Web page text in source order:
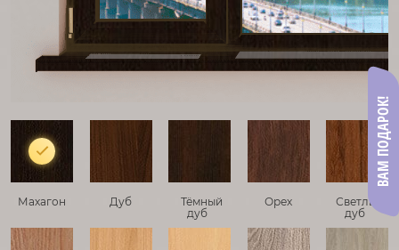
Махагон Дуб
Тёмный
дуб
Орех
Светлый
дуб
ВАМ ПОДАРОК!